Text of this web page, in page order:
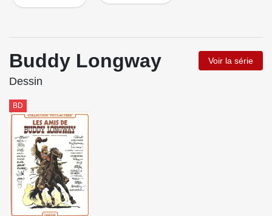
Buddy Longway Voir la série
Dessin
BD